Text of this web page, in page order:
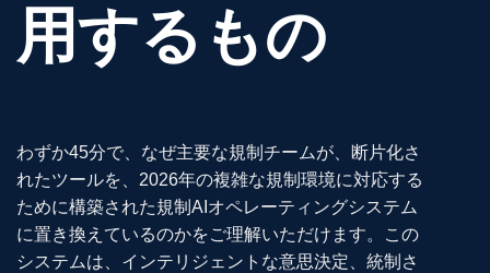
用するもの
わずか45分で、なぜ主要な規制チームが、断片化さ
れたツールを、2026年の複雑な規制環境に対応する
ために構築された規制AIオペレーティングシステム
に置き換えているのかをご理解いただけます。この
システムは、インテリジェントな意思決定、統制さ